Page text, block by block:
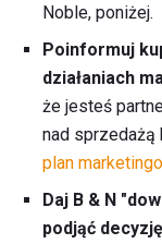
Noble, poniżej.
Poinformuj
działaniach
że jesteś
nad sprzedażą
plan
Daj B & N
podjąć